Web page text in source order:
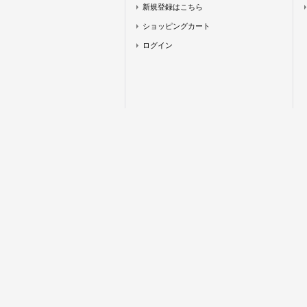
新規登録はこちら
ショッピングカート
ログイン